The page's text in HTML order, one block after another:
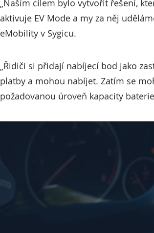
„Naším cílem bylo vytvořit řešení,
aktivuje EV Mode a my za něj
eMobility v Sygicu.
„Řidiči si přidají nabíjecí bod jako
platby a mohou nabíjet. Zatím se
požadovanou úroveň kapacity